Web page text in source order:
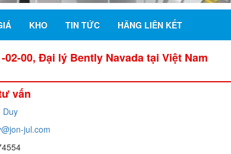
KHO TIN TỨC HÃNG LIÊN KẾT
02-00, Đại lý Bently Navada tại Việt Nam
vấn
Duy
jul.com